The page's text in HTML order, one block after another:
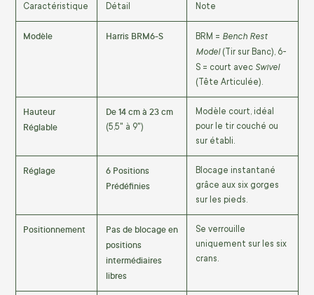
Caractéristique Détail Note
Modèle Harris BRM6-S BRM = Bench Rest
Model(Tir sur Banc), 6-
S = court avec Swivel
(Tête Articulée).
Hauteur
Réglable
De 14 cm à 23 cm
(5,5" à 9")
Modèle court, idéal
pour le tir couché ou
sur établi.
Réglage
6 Positions
Prédéfinies
Blocage instantané
grâce aux six gorges
sur les pieds.
Positionnement
Pas de blocage en
positions
intermédiaires
libres
Se verrouille
uniquement sur les six
crans.